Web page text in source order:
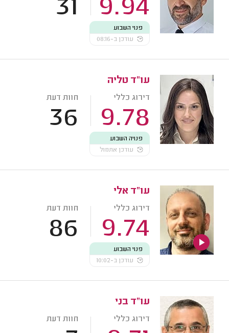
9.94
31
פנוי השבוע
עודכן ב-08:16
עו"ד טליה
דירוג כללי
9.78
חוות דעת
36
פנויה השבוע
עודכן אתמול
עו"ד אלי
דירוג כללי
9.74
חוות דעת
86
פנוי השבוע
עודכן ב-10:02
עו"ד בני
דירוג כללי חוות דעת